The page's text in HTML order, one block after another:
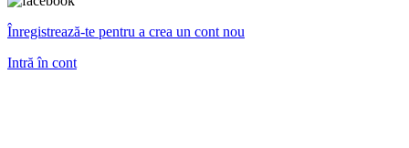
Înregistrează-te pentru a crea un cont nou
Intră în cont